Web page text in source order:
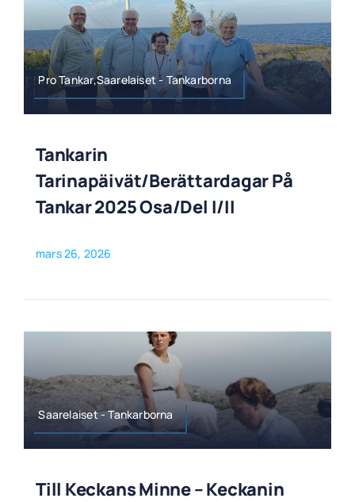
Pro Tankar,Saarelaiset - Tankarborna
Tankarin
Tarinapäivät/Berättardagar På
Tankar 2025 Osa/del I/II
mars 26, 2026
Saarelaiset - Tankarborna
Till Keckans Minne – Keckanin